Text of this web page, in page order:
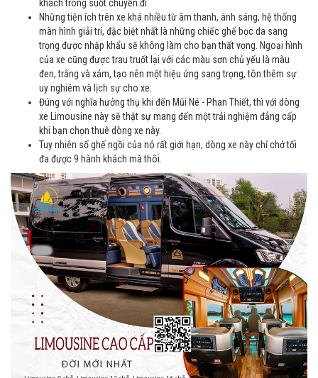
khách trong suốt chuyến đi.
Những tiện ích trên xe khá nhiều từ âm thanh, ánh sáng, hệ thống
màn hình giải trí, đặc biệt nhất là những chiếc ghế bọc da sang
trọng được nhập khẩu sẽ không làm cho bạn thất vọng. Ngoại hình
của xe cũng được trau truốt lại với các màu sơn chủ yếu là màu
đen, trắng và xám, tạo nên một hiệu ứng sang trọng, tôn thêm sự
uy nghiêm và lịch sự cho xe.
Đúng với nghĩa hưởng thụ khi đến Mũi Né - Phan Thiết, thì với dòng
xe Limousine này sẽ thật sự mang đến một trải nghiệm đẳng cấp
khi bạn chọn thuê dòng xe này.
Tuy nhiên số ghế ngồi của nó rất giới hạn, dòng xe này chỉ chở tối
đa được 9 hành khách mà thôi.